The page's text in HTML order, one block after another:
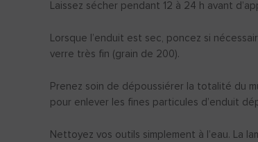
Laissez sécher pendant 12 à 24 h avant
Lorsque l’enduit est sec, poncez si
verre très fin (grain de 200).
Prenez soin de dépoussiérer la totalité du
pour enlever les fines particules d’enduit
Nettoyez vos outils simplement à l’eau. La